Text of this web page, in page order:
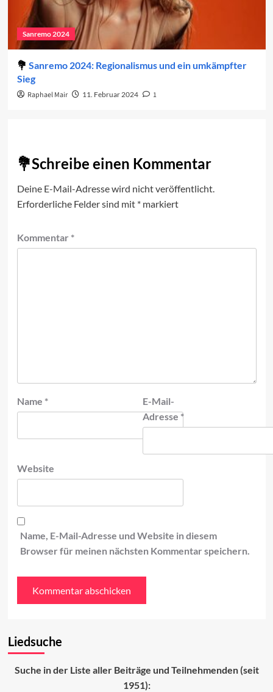
Sanremo 2024
Sanremo 2024: Regionalismus und ein umkämpfter
Sieg
Raphael Mair 11. Februar 2024 1
Schreibe einen Kommentar
Deine E-Mail-Adresse wird nicht veröffentlicht.
Erforderliche Felder sind mit *markiert
Kommentar *
Name *
E-Mail-
Adresse*
Website
Name, E-Mail-Adresse und Website in diesem
Browser für meinen nächsten Kommentar speichern.
Liedsuche
Suche in der Liste aller Beiträge und Teilnehmenden (seit
1951):